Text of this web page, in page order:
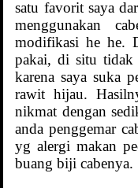
satu favorit saya
menggunakan
modifikasi he he.
pakai, di situ tidak
karena saya suka
rawit hijau.
nikmat dengan
anda penggemar
yg alergi makan
buang biji cabenya.